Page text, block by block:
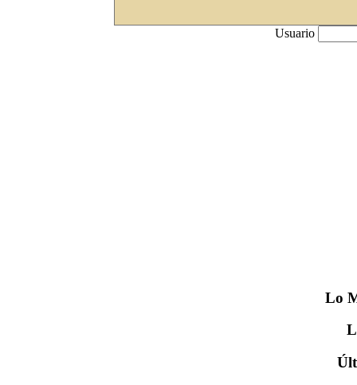
Usuario
Lo